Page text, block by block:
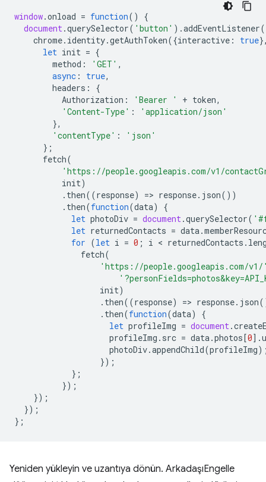
window.onload = function()
{
document.querySelector( 'button' ).addEventListener(
chrome. identity.getAuthToken({interactive : true
let init = {
method : 'GET' ,
async : true,
headers :
{
Authorization : 'Bearer ' + token,
'Content-Type' :
'application/json'
},
'contentType' :
'json'
};
fetch(
'https://people.googleapis.com/v1/
init)
. then((response) => response. json())
. then(function(data)
{
let photoDiv = document.querySelector(
let returnedContacts = data.
for (let i = 0 ; i < returnedContacts .
fetch(
'https://people.googleapis.com/
init)
. then((response) => response. json
. then(function(data)
{
let profileImg = document.
profileImg . src = data.photos [0].
photoDiv.appendChild(profileImg
});
};
});
});
});
};
Yeniden yükleyin ve uzantıya dönün. ArkadaşıEngelle